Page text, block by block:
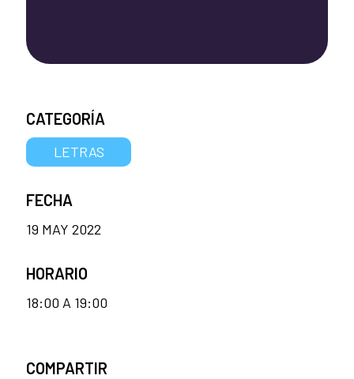
CATEGORÍA
LETRAS
FECHA
19 MAY 2022
HORARIO
18:00 A 19:00
COMPARTIR